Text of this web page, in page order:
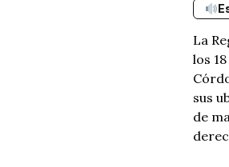
La
los
sus
de